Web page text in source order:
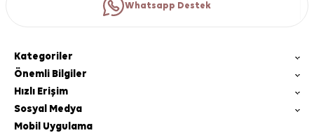
Whatsapp Destek
Kategoriler
Önemli Bilgiler
Hızlı Erişim
Sosyal Medya
Mobil Uygulama